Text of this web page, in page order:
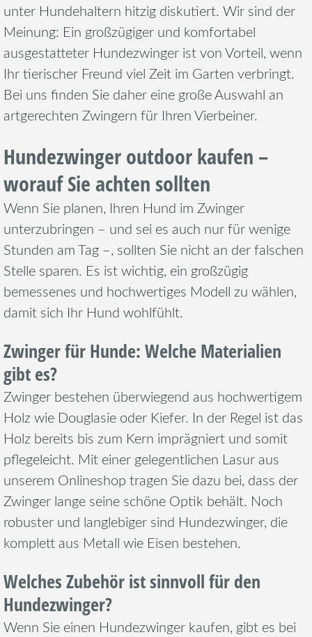
unter Hundehaltern hitzig diskutiert. Wir sind der
Meinung: Ein großzügiger und komfortabel
ausgestatteter Hundezwinger ist von Vorteil, wenn
Ihr tierischer Freund viel Zeit im Garten verbringt.
Bei uns finden Sie daher eine große Auswahl an
artgerechten Zwingern für Ihren Vierbeiner.
Hundezwinger outdoor kaufen –
worauf Sie achten sollten
Wenn Sie planen, Ihren Hund im Zwinger
unterzubringen – und sei es auch nur für wenige
Stunden am Tag –, sollten Sie nicht an der falschen
Stelle sparen. Es ist wichtig, ein großzügig
bemessenes und hochwertiges Modell zu wählen,
damit sich Ihr Hund wohlfühlt.
Zwinger für Hunde: Welche Materialien
gibt es?
Zwinger bestehen überwiegend aus hochwertigem
Holz wie Douglasie oder Kiefer. In der Regel ist das
Holz bereits bis zum Kern imprägniert und somit
pflegeleicht. Mit einer gelegentlichen Lasur aus
unserem Onlineshop tragen Sie dazu bei, dass der
Zwinger lange seine schöne Optik behält. Noch
robuster und langlebiger sind Hundezwinger, die
komplett aus Metall wie Eisen bestehen.
Welches Zubehör ist sinnvoll für den
Hundezwinger?
Wenn Sie einen Hundezwinger kaufen, gibt es bei